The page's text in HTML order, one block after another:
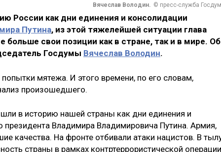
Вячеслав Володин. © пресс-служба
России как дни единения и консолидации
Путина, из этой тяжелейшей ситуации глава
свои позиции как в стране, так и в мире. Об
Госдумы Вячеслав Володин.
мятежа. И этого времени, по его словам,
произошедшего.
в историю нашей страны как дни единения и
Владимира Владимировича Путина. Армия,
качества. На фронте отбивали атаки нацистов. В
страны в рамках контртеррористической